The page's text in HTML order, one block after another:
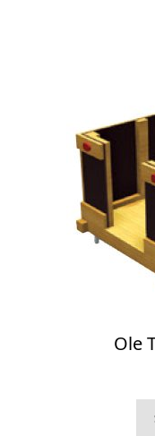
Ole